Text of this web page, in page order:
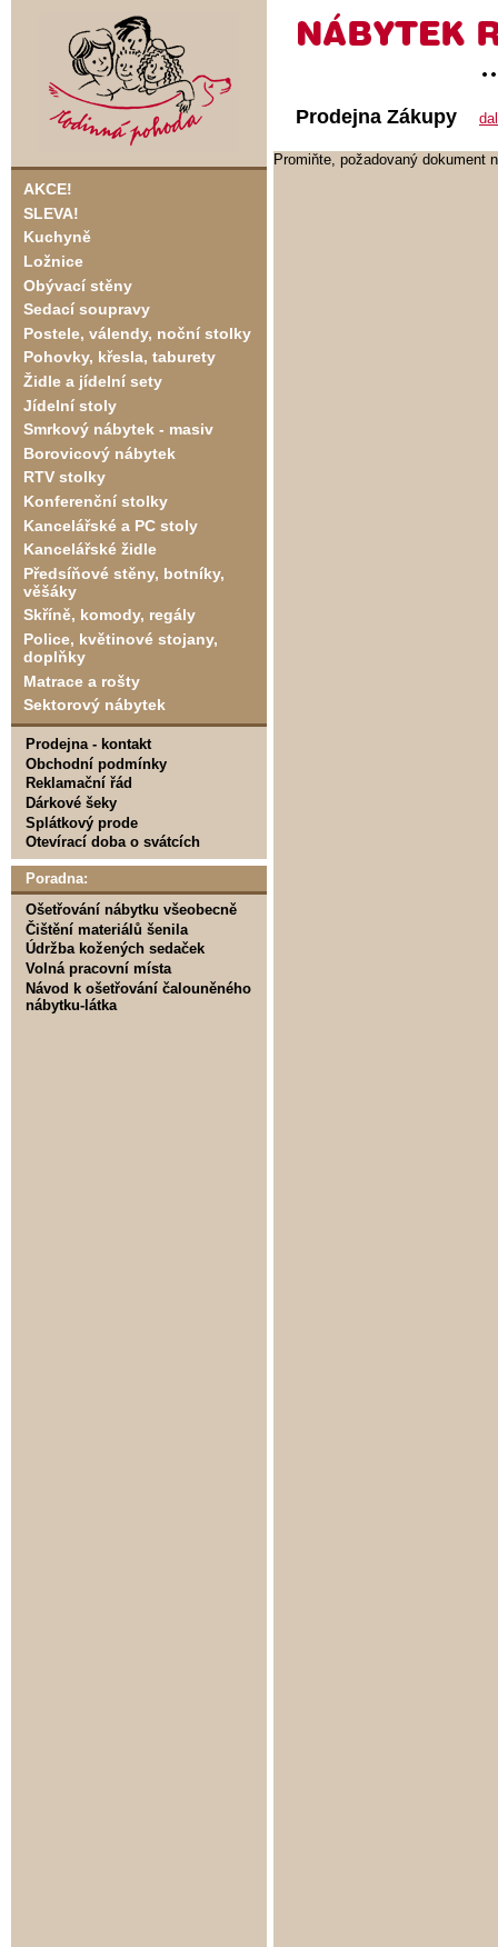
AKCE!
SLEVA!
Kuchyně
Ložnice
Obývací stěny
Sedací soupravy
Postele, válendy, noční stolky
Pohovky, křesla, taburety
Židle a jídelní sety
Jídelní stoly
Smrkový nábytek - masiv
Borovicový nábytek
RTV stolky
Konferenční stolky
Kancelářské a PC stoly
Kancelářské židle
Předsíňové stěny, botníky,
věšáky
Skříně, komody, regály
Police, květinové stojany,
doplňky
Matrace a rošty
Sektorový nábytek
Prodejna - kontakt
Obchodní podmínky
Reklamační řád
Dárkové šeky
Splátkový prode
Otevírací doba o svátcích
Poradna:
Ošetřování nábytku všeobecně
Čištění materiálů šenila
Údržba kožených sedaček
Volná pracovní místa
Návod k ošetřování čalouněného
nábytku-látka
Prodejna Zákupy
Promiňte, požadovaný dokument